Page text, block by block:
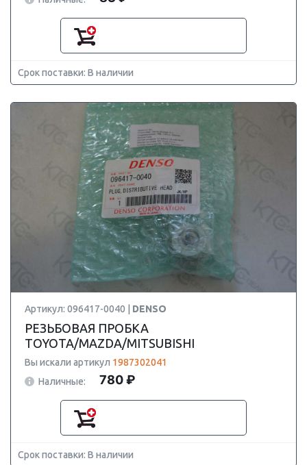
Срок поставки: В наличии
Артикул: 096417-0040 | DENSO
РЕЗЬБОВАЯ ПРОБКА
TOYOTA/MAZDA/MITSUBISHI
Вы искали артикул 1987302041
Наличные:
780 ₽
Срок поставки: В наличии